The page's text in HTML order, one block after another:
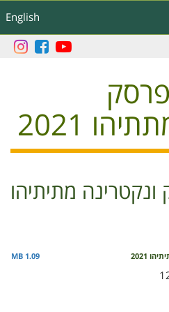
English
2021
מתיתיהו
2021
1.09 MB